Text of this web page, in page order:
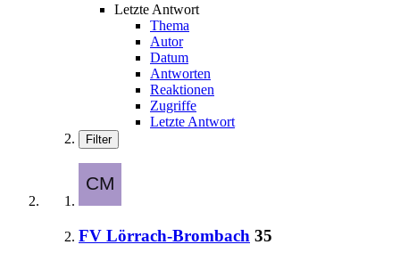
Letzte Antwort
Thema
Autor
Datum
Antworten
Reaktionen
Zugriffe
Letzte Antwort
Filter
FV Lörrach-Brombach 35